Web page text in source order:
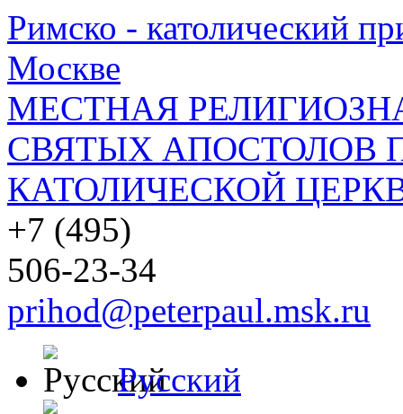
Римско - католический
Москве
МЕСТНАЯ
СВЯТЫХ АПОСТОЛОВ
КАТОЛИЧЕСКОЙ
+7 (495)
506-23-34
prihod@peterpaul.msk.ru
Русский